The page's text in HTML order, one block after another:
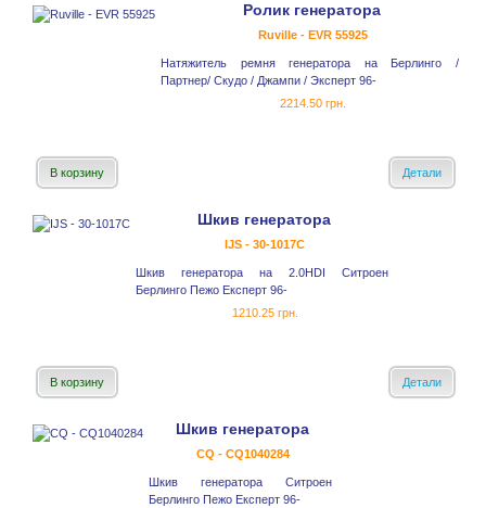
Ролик генератора
Ruville - EVR 55925
Натяжитель ремня генератора на Берлинго /
Партнер/ Скудо / Джампи / Эксперт 96-
2214.50 грн.
В корзину Детали
Шкив генератора
IJS - 30-1017С
Шкив генератора на 2.0HDI Ситроен
Берлинго Пежо Експерт 96-
1210.25 грн.
В корзину Детали
Шкив генератора
CQ - CQ1040284
Шкив генератора Ситроен
Берлинго Пежо Експерт 96-